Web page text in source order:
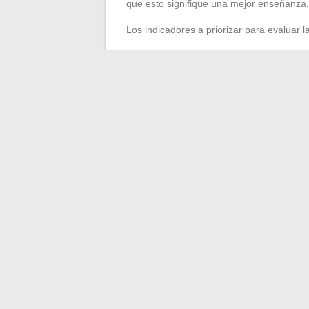
que esto signifique una mejor enseñanza.
Los indicadores a priorizar para evaluar